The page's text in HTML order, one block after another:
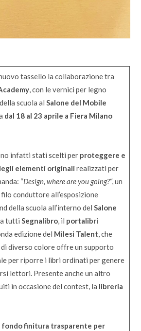
tassello la collaborazione tra
, con le vernici per legno
scuola al Salone del Mobile
dal 18 al 23 aprile a Fiera Milano
infatti stati scelti perproteggere e
elementi originali realizzati per
“Design, where are you going?“, un
conduttore all’esposizione
della scuola all’interno del Salone
tutti Segnalibro, il portalibri
edizione del Milesi Talent, che
diverso colore offre un supporto
per riporre i libri ordinati per genere
lettori. Presente anche un altro
in occasione del contest, la libreria
fondo finitura trasparente per